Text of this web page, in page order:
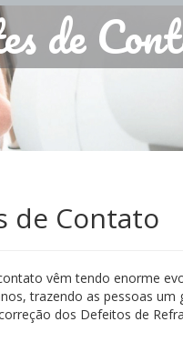
de
de Contato
vêm tendo enorme
trazendo as pessoas um
dos Defeitos de